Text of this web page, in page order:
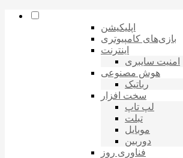
اپلیکیشن
بازی‌های کامپیوتری
اینترنت
امنیت سایبری
هوش مصنوعی
رباتیک
سخت افزار
لپ تاپ
تبلت
موبایل
دوربین
فناوری روز